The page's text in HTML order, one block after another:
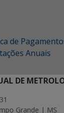
de
Anuais
DE
Grande | MS